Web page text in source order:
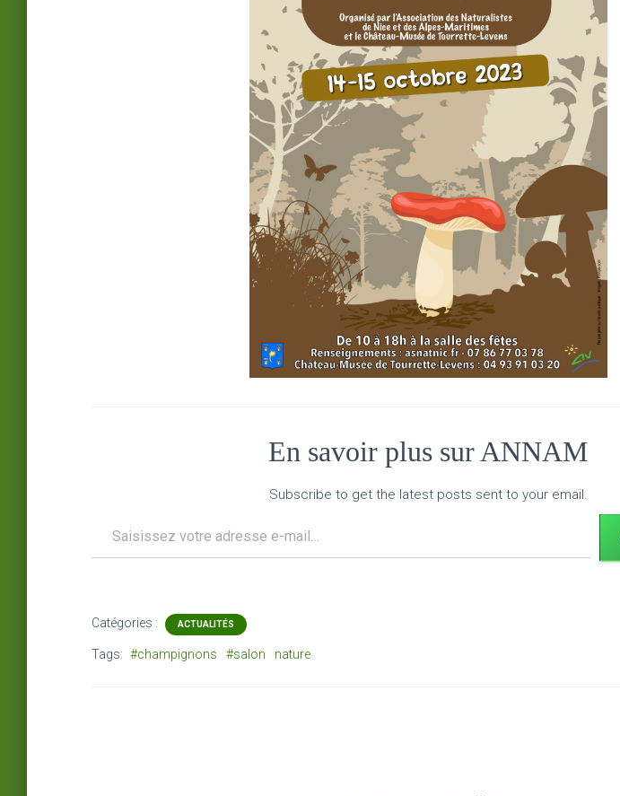
En savoir plus sur ANNAM
Subscribe to get the latest posts sent to your email.
Catégories : ACTUALITÉS
Tags: #champignons #salon nature